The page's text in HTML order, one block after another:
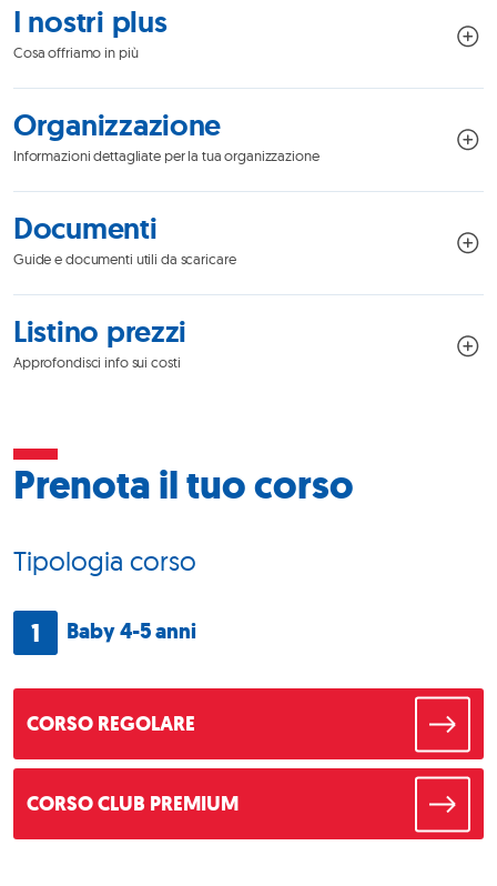
I nostri plus
Cosa offriamo in più
Organizzazione
Informazioni dettagliate per la tua organizzazione
Documenti
Guide e documenti utili da scaricare
Listino prezzi
Approfondisci info sui costi
Prenota il tuo corso
Tipologia corso
1 Baby 4-5 anni
CORSO REGOLARE
CORSO CLUB PREMIUM